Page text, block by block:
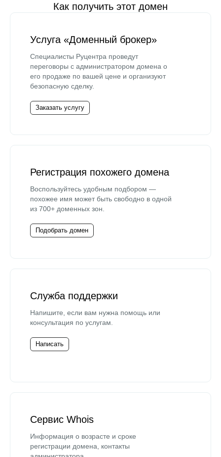
Как получить этот домен
Услуга «Доменный брокер»
Специалисты Руцентра проведут
переговоры с администратором домена о
его продаже по вашей цене и организуют
безопасную сделку.
Заказать услугу
Регистрация похожего домена
Воспользуйтесь удобным подбором —
похожее имя может быть свободно в одной
из 700+ доменных зон.
Подобрать домен
Служба поддержки
Напишите, если вам нужна помощь или
консультация по услугам.
Написать
Сервис Whois
Информация о возрасте и сроке
регистрации домена, контакты